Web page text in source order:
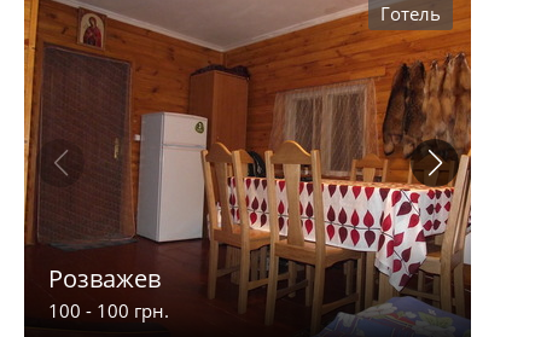
Готель
Розважев
100 - 100 грн.